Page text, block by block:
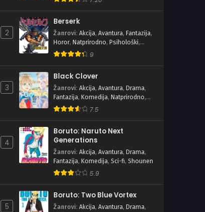
2
Berserk
Žanrovi: Akcija, Avantura, Fantazija,
Horor, Natprirodno, Psihološki,
Seinen,Tragedija
9
3
Black Clover
Žanrovi: Akcija, Avantura, Drama,
Fantazija, Komedija, Natprirodno,
Shounen
7.5
4
Boruto: Naruto Next
Generations
Žanrovi: Akcija, Avantura, Drama,
Fantazija, Komedija, Sci-fi, Shounen
5.9
5
Boruto: Two Blue Vortex
Žanrovi: Akcija, Avantura, Drama,